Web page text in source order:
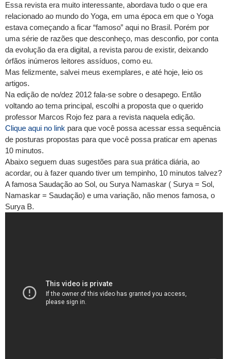
Essa revista era muito interessante, abordava tudo o que era
relacionado ao mundo do Yoga, em uma época em que o Yoga
estava começando a ficar “famoso” aqui no Brasil. Porém por
uma série de razões que desconheço, mas desconfio, por conta
da evolução da era digital, a revista parou de existir, deixando
órfãos inúmeros leitores assíduos, como eu.
Mas felizmente, salvei meus exemplares, e até hoje, leio os
artigos.
Na edição de no/dez 2012 fala-se sobre o desapego. Então
voltando ao tema principal, escolhi a proposta que o querido
professor Marcos Rojo fez para a revista naquela edição.
Clique aqui no link para que você possa acessar essa sequência
de posturas propostas para que você possa praticar em apenas
10 minutos.
Abaixo seguem duas sugestões para sua prática diária, ao
acordar, ou à fazer quando tiver um tempinho, 10 minutos talvez?
A famosa Saudação ao Sol, ou Surya Namaskar ( Surya = Sol,
Namaskar = Saudação) e uma variação, não menos famosa, o
Surya B.